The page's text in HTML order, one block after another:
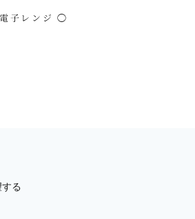
子レンジ ◯
る